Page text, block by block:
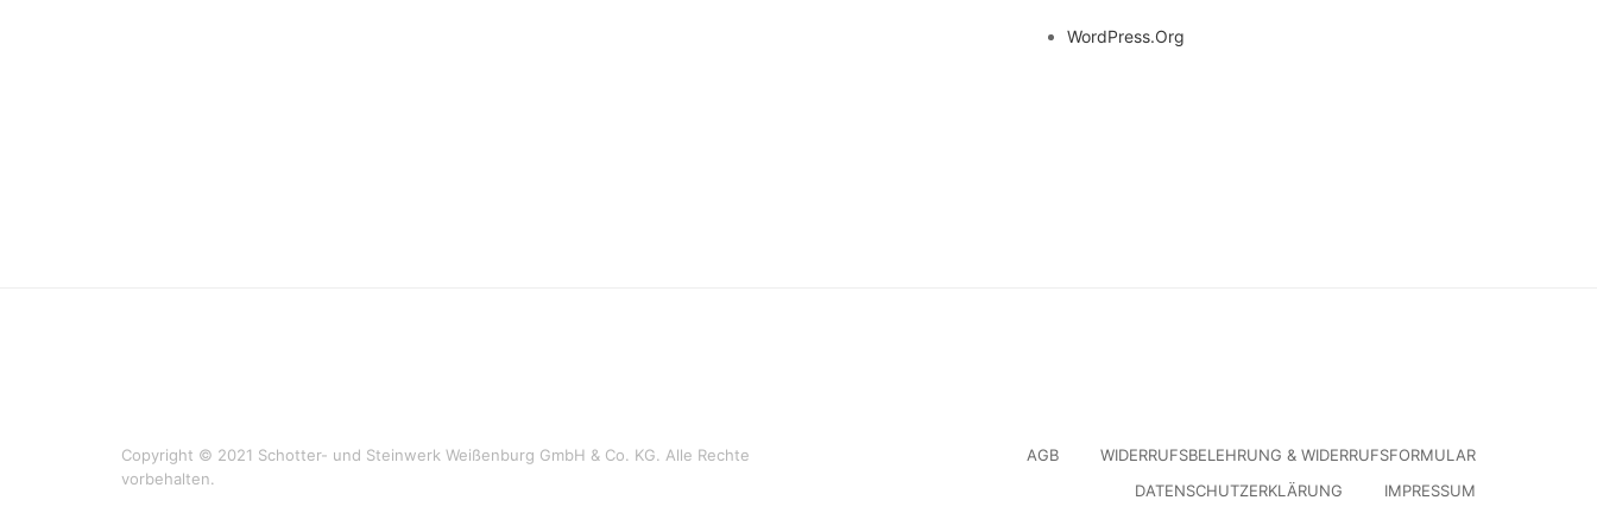
WordPress.org
AGB
WIDERRUFSBELEHRUNG & WIDERRUFSFORMULAR
DATENSCHUTZERKLÄRUNG
IMPRESSUM
Copyright © 2021 Schotter- und Steinwerk Weißenburg GmbH & Co. KG. Alle Rechte
vorbehalten.